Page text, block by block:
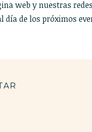
web y nuestras
día de los próximos